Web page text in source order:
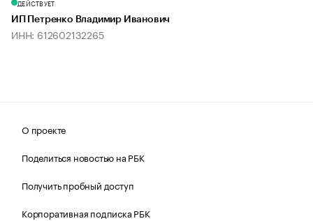
ДЕЙСТВУЕТ
ИП Петренко Владимир Иванович
ИНН: 612602132265
О проекте
Поделиться новостью на РБК
Получить пробный доступ
Корпоративная подписка РБК